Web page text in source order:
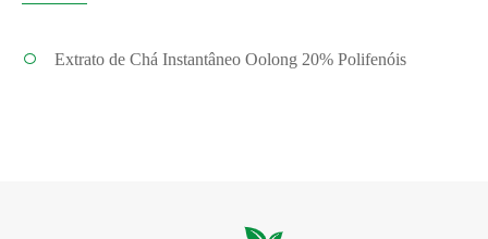
Extrato de Chá Instantâneo Oolong 20% Polifenóis